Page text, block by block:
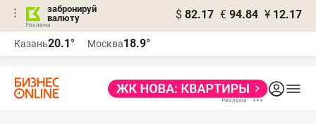
забронируй
валюту
$ 82.17 € 94.84 ¥ 12.17
Казань20.1° Москва18.9°